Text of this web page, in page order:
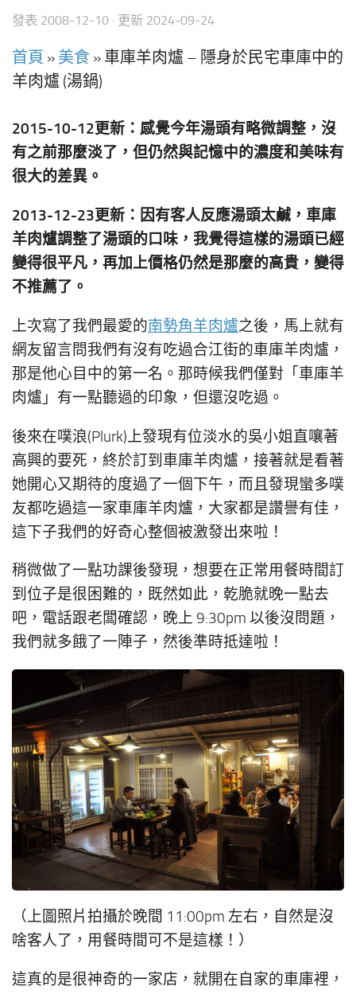
發表 2008-12-10 · 更新 2024-09-24
首頁 » 美食 » 車庫羊肉爐 – 隱身於民宅車庫中的
羊肉爐 (湯鍋)
2015-10-12更新：感覺今年湯頭有略微調整，沒
有之前那麼淡了，但仍然與記憶中的濃度和美味有
很大的差異。
2013-12-23更新：因有客人反應湯頭太鹹，車庫
羊肉爐調整了湯頭的口味，我覺得這樣的湯頭已經
變得很平凡，再加上價格仍然是那麼的高貴，變得
不推薦了。
上次寫了我們最愛的南勢角羊肉爐之後，馬上就有
網友留言問我們有沒有吃過合江街的車庫羊肉爐，
那是他心目中的第一名。那時候我們僅對「車庫羊
肉爐」有一點聽過的印象，但還沒吃過。
後來在噗浪(Plurk)上發現有位淡水的吳小姐直嚷著
高興的要死，終於訂到車庫羊肉爐，接著就是看著
她開心又期待的度過了一個下午，而且發現蠻多噗
友都吃過這一家車庫羊肉爐，大家都是讚譽有佳，
這下子我們的好奇心整個被激發出來啦！
稍微做了一點功課後發現，想要在正常用餐時間訂
到位子是很困難的，既然如此，乾脆就晚一點去
吧，電話跟老闆確認，晚上 9:30pm 以後沒問題，
我們就多餓了一陣子，然後準時抵達啦！
（上圖照片拍攝於晚間 11:00pm 左右，自然是沒
啥客人了，用餐時間可不是這樣！）
這真的是很神奇的一家店，就開在自家的車庫裡，